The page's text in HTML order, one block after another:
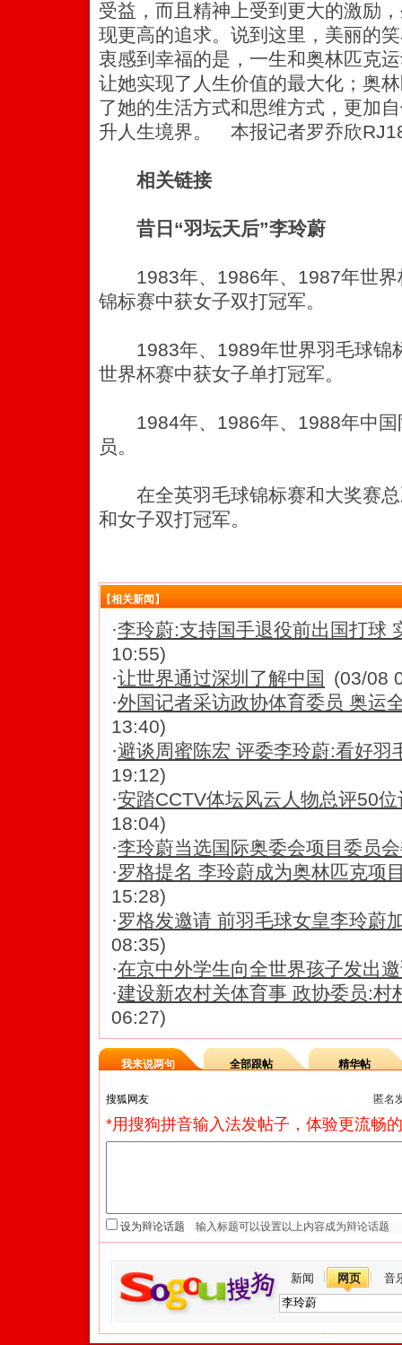
受益，而且精神上受到更大的激励
现更高的追求。说到这里，美丽的
衷感到幸福的是，一生和奥林匹克
让她实现了人生价值的最大化；奥
了她的生活方式和思维方式，更加
升人生境界。 本报记者罗乔欣
相关链接
昔日“羽坛天后”李玲蔚
1983年、1986年、1987年世界
锦标赛中获女子双打冠军。
1983年、1989年世界羽毛球锦
世界杯赛中获女子单打冠军。
1984年、1986年、1988年中国
员。
在全英羽毛球锦标赛和大奖赛总
和女子双打冠军。
【相关新闻】
·李玲蔚:支持国手退役前出国打球
10:55)
·让世界通过深圳了解中国
(03/08
·外国记者采访政协体育委员 奥运
13:40)
·避谈周蜜陈宏 评委李玲蔚:看好羽
19:12)
·安踏CCTV体坛风云人物总评50
18:04)
·李玲蔚当选国际奥委会项目委员
·罗格提名 李玲蔚成为奥林匹克项
15:28)
·罗格发邀请 前羽毛球女皇李玲蔚
08:35)
·在京中外学生向全世界孩子发出
·建设新农村关体育事 政协委员:村
06:27)
我来说两句 全部跟帖 精华帖
匿名
*用搜狗拼音输入法发帖子，体验更流畅
设为辩论话题
新闻 网页 音